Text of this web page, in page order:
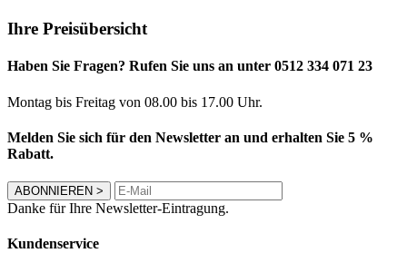
Ihre Preisübersicht
Haben Sie Fragen? Rufen Sie uns an unter 0512 334 071 23
Montag bis Freitag von 08.00 bis 17.00 Uhr.
Melden Sie sich für den Newsletter an und erhalten Sie 5 %
Rabatt.
ABONNIEREN >
Danke für Ihre Newsletter-Eintragung.
Kundenservice